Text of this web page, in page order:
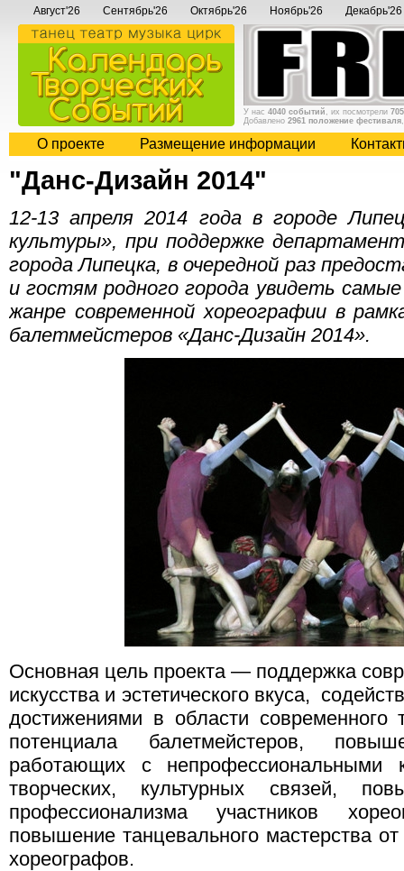
Август'26 Сентябрь'26 Октябрь'26 Ноябрь'26 Декабрь'26
У нас 4040 событий , их посмотрели
Добавлено 2961 положение фестиваля
О проекте Размещение информации
"Данс-Дизайн 2014"
12-13 апреля 2014 года в городе
культуры», при поддержке
города Липецка, в очередной раз
и гостям родного города увидеть
жанре современной хореографии в
балетмейстеров «Данс-Дизайн 2014».
Основная цель проекта — поддержка
искусства и эстетического вкуса,
достижениями в области современного
потенциала балетмейстеров,
работающих с непрофессиональными
творческих, культурных связей,
профессионализма участников
повышение танцевального мастерства
хореографов.